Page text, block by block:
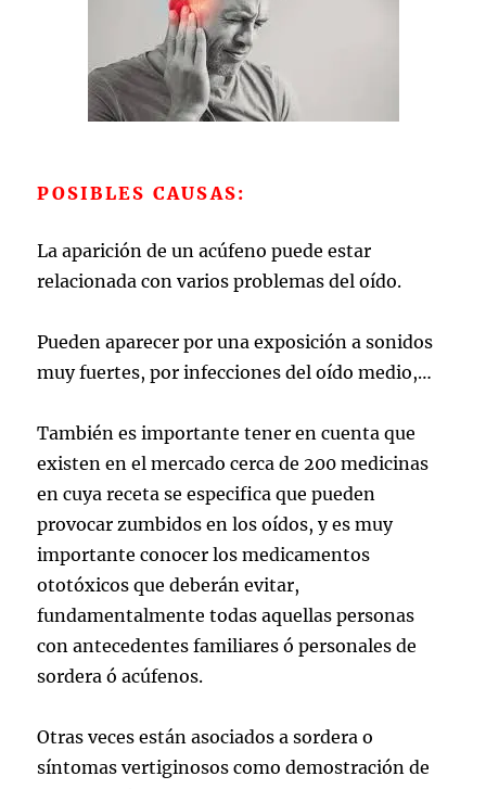
POSIBLES CAUSAS:
La aparición de un acúfeno puede estar
relacionada con varios problemas del oído.
Pueden aparecer por una exposición a sonidos
muy fuertes, por infecciones del oído medio,…
También es importante tener en cuenta que
existen en el mercado cerca de 200 medicinas
en cuya receta se especifica que pueden
provocar zumbidos en los oídos, y es muy
importante conocer los medicamentos
ototóxicos que deberán evitar,
fundamentalmente todas aquellas personas
con antecedentes familiares ó personales de
sordera ó acúfenos.
Otras veces están asociados a sordera o
síntomas vertiginosos como demostración de